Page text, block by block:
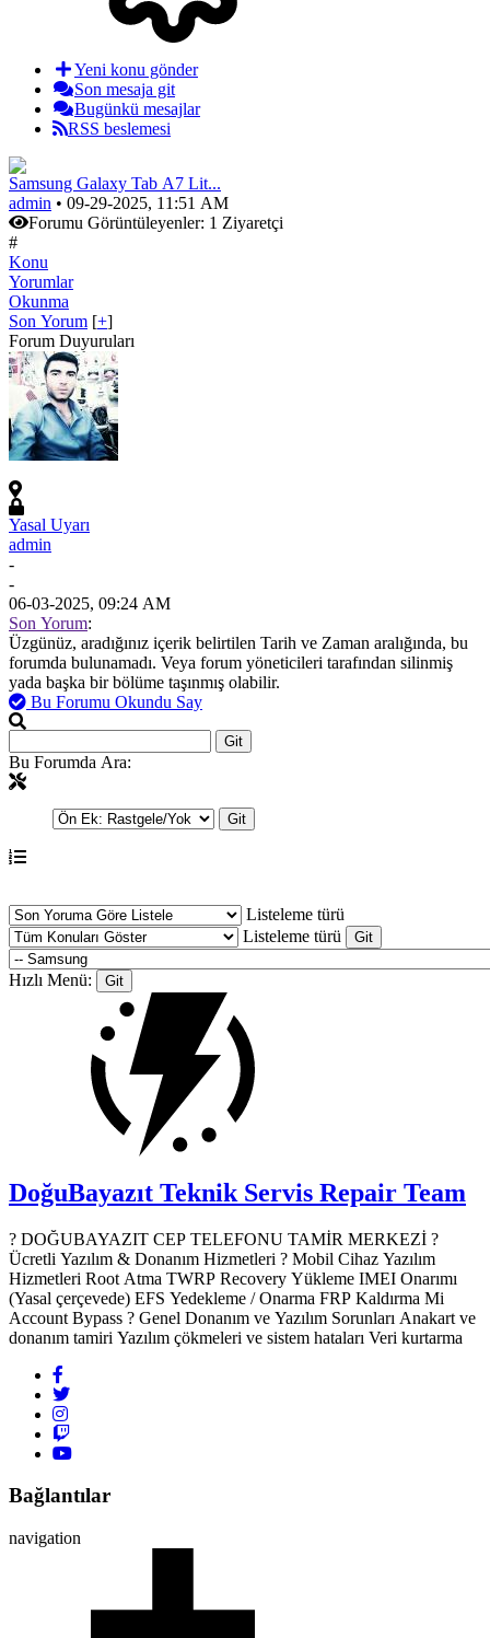
Yeni konu gönder
Son mesaja git
Bugünkü mesajlar
RSS beslemesi
Samsung Galaxy Tab A7 Lit...
admin • 09-29-2025, 11:51 AM
Forumu Görüntüleyenler: 1 Ziyaretçi
#
Konu
Yorumlar
Okunma
Son Yorum [+]
Forum Duyuruları
Yasal Uyarı
admin
-
-
06-03-2025, 09:24 AM
Son Yorum:
Üzgünüz, aradığınız içerik belirtilen Tarih ve Zaman aralığında, bu
forumda bulunamadı. Veya forum yöneticileri tarafından silinmiş
yada başka bir bölüme taşınmış olabilir.
Bu Forumu Okundu Say
Bu Forumda Ara:
Listeleme türü
Listeleme türü
Hızlı Menü:
DoğuBayazıt Teknik Servis Repair Team
? DOĞUBAYAZIT CEP TELEFONU TAMİR MERKEZİ ?️
Ücretli Yazılım & Donanım Hizmetleri ? Mobil Cihaz Yazılım
Hizmetleri Root Atma TWRP Recovery Yükleme IMEI Onarımı
(Yasal çerçevede) EFS Yedekleme / Onarma FRP Kaldırma Mi
Account Bypass ? Genel Donanım ve Yazılım Sorunları Anakart ve
donanım tamiri Yazılım çökmeleri ve sistem hataları Veri kurtarma
Bağlantılar
navigation